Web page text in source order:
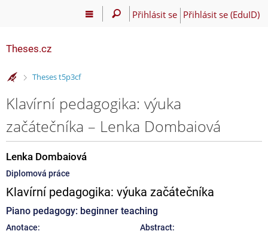
Přihlásit se Přihlásit se (EduID)
Theses.cz
>
Theses t5p3cf
Klavírní pedagogika: výuka
začátečníka – Lenka Dombaiová
Lenka Dombaiová
Diplomová práce
Klavírní pedagogika: výuka začátečníka
Piano pedagogy: beginner teaching
Anotace: Abstract: